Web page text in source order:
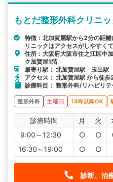
もとだ整形外科クリニッ
特徴：北加賀屋駅から2分の距
リニックはアクセスがしやすくて
住所：大阪府大阪市住之江区中
ク加賀屋1階
最寄り駅： 北加賀屋駅 玉出
アクセス： 北加賀屋駅 から徒歩
診療科目： 整形外科/リハビリ
整形外科 土曜日 18時以降OK
診療時間 月 火
9:00～12:30
○ ○
16:30～19:00
○ ○
診断、治